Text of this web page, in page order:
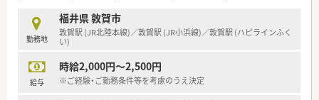
■地域への貢献を最優先に考えて採算度外視の設備投資を行う
など、常に患者様第一の姿勢を貫いている魅力的な法人です。
■正社員1名とパート10名が在籍し、日々2名から3名体制で互い
に協力し合いながら和やかな雰囲気の中で業務を行っていま
勤務地
福井県 敦賀市
敦賀駅 (JR北陸本線)／敦賀駅 (JR小浜線)／敦賀駅 (ハピラインふく
い)
給与
時給2,000円～2,500円
※ご経験・ご勤務条件等を考慮のうえ決定